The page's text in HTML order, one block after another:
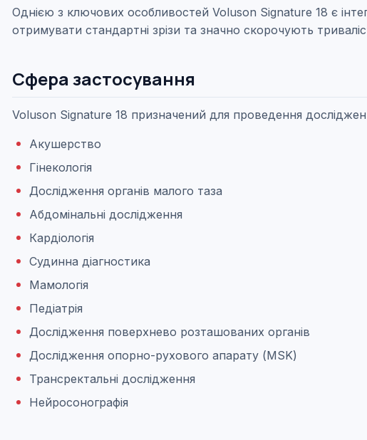
Однією з ключових особливостей Voluson Signature 18 є
отримувати стандартні зрізи та значно скорочують
Сфера застосування
Voluson Signature 18 призначений для проведення
Акушерство
Гінекологія
Дослідження органів малого таза
Абдомінальні дослідження
Кардіологія
Судинна діагностика
Мамологія
Педіатрія
Дослідження поверхнево розташованих органів
Дослідження опорно-рухового апарату (MSK)
Трансректальні дослідження
Нейросонографія